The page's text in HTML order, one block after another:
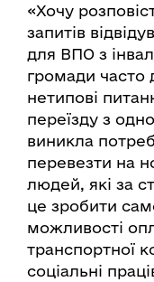
«Хочу
запитів
для ВПО з
громади часто
нетипові
переїзду з
виникла
перевезти на
людей, які за
це зробити
можливості
транспортної
соціальні